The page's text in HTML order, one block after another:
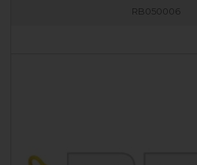
RB050006